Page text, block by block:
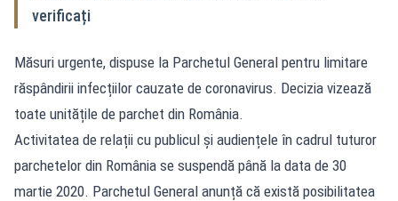
verificați
Măsuri urgente, dispuse la Parchetul General pentru limitare
răspândirii infecțiilor cauzate de coronavirus. Decizia vizează
toate unitățile de parchet din România.
Activitatea de relații cu publicul și audiențele în cadrul tuturor
parchetelor din România se suspendă până la data de 30
martie 2020. Parchetul General anunță că există posibilitatea